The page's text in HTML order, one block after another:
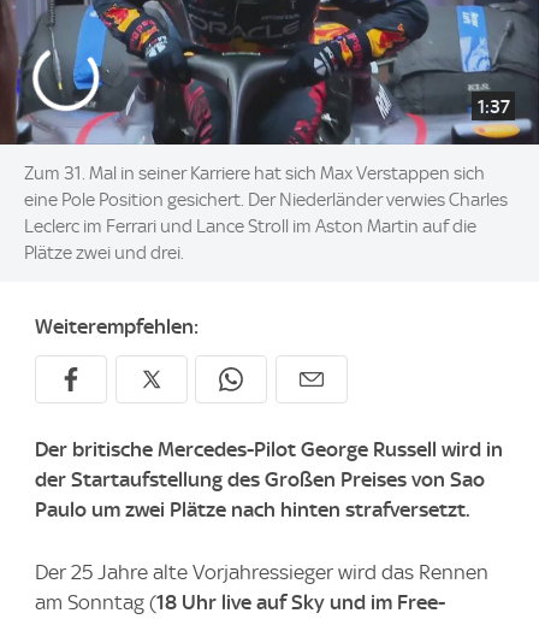
1:37
Zum 31. Mal in seiner Karriere hat sich Max Verstappen sich
eine Pole Position gesichert. Der Niederländer verwies Charles
Leclerc im Ferrari und Lance Stroll im Aston Martin auf die
Plätze zwei und drei.
Weiterempfehlen:
Der britische Mercedes-Pilot George Russell wird in
der Startaufstellung des Großen Preises von Sao
Paulo um zwei Plätze nach hinten strafversetzt.
Der 25 Jahre alte Vorjahressieger wird das Rennen
am Sonntag (18 Uhr live auf Sky und im Free-